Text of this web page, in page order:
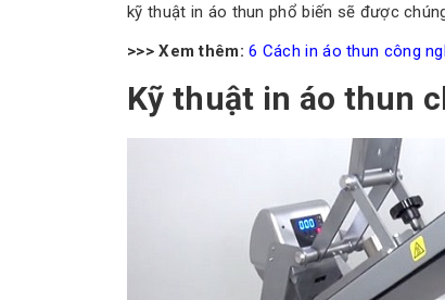
kỹ thuật in áo thun phổ biến sẽ được
>>> Xem thêm: 6 Cách in áo thun công
Kỹ thuật in áo thun